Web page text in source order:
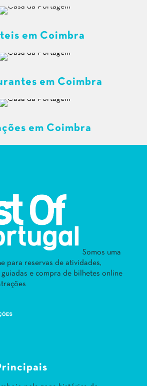
em Coimbra
em Coimbra
em Coimbra
Somos uma
para reservas de atividades,
guiadas e compra de bilhetes online